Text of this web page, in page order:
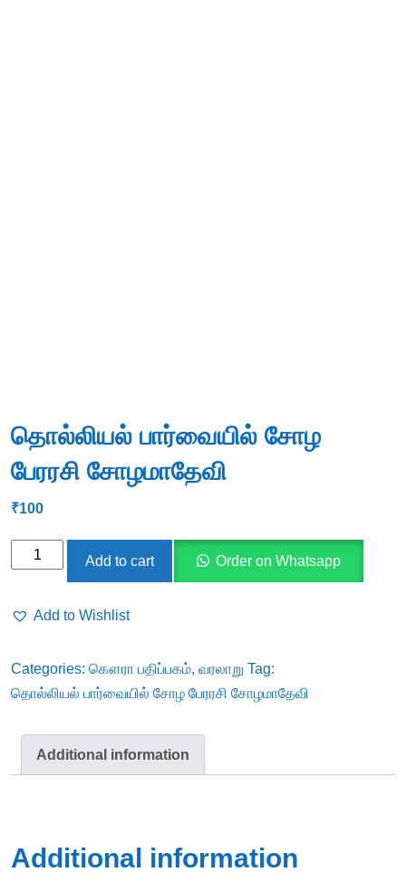
தொல்லியல் பார்வையில் சோழ
பேரரசி சோழமாதேவி
₹100
தொல்லியல்
பேரரசி
quantity
Add to cart Order on Whatsapp
Add to Wishlist
Categories: கௌரா பதிப்பகம், வரலாறு Tag:
தொல்லியல் பார்வையில் சோழ பேரரசி சோழமாதேவி
Additional information
Additional information